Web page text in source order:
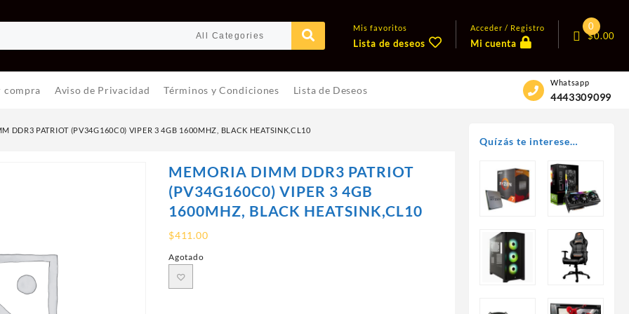
Mis favoritos
Lista de deseos
Acceder / Registro
Mi cuenta
0
$0.00
compra Aviso de Privacidad Términos y Condiciones Lista de Deseos
Whatsapp
4443309099
DDR3 PATRIOT (PV34G160C0) VIPER 3 4GB 1600MHZ, BLACK HEATSINK,CL10
MEMORIA DIMM DDR3 PATRIOT
(PV34G160C0) VIPER 3 4GB
1600MHZ, BLACK HEATSINK,CL10
$411.00
Agotado
Quízás te interese…